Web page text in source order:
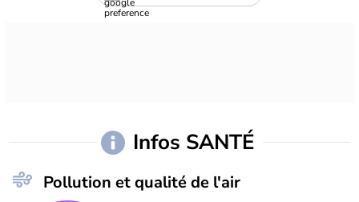
Infos SANTÉ
Pollution et qualité de l'air